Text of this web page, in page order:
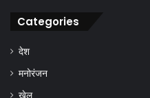
Categories
देश
मनोरंजन
खेल